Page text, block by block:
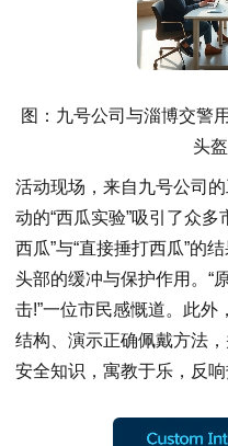
图：九号公司与淄博交警
头
活动现场，来自九号公司
动的“西瓜实验”吸引了众
西瓜”与“直接捶打西瓜”的
头部的缓冲与保护作用。“
击!”一位市民感慨道。此外
结构、演示正确佩戴方法
安全知识，寓教于乐，反响